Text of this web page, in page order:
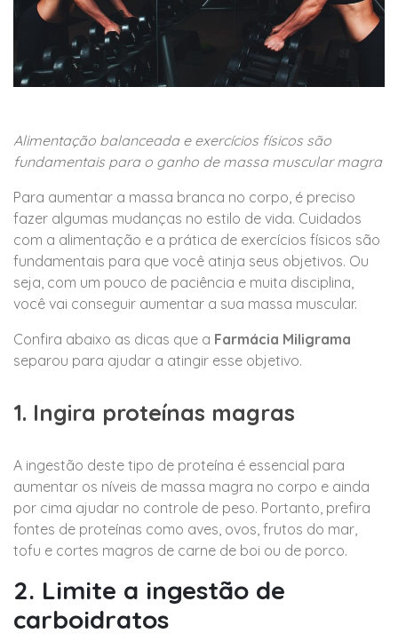
Alimentação balanceada e exercícios físicos são
fundamentais para o ganho de massa muscular magra
Para aumentar a massa branca no corpo, é preciso
fazer algumas mudanças no estilo de vida. Cuidados
com a alimentação e a prática de exercícios físicos são
fundamentais para que você atinja seus objetivos. Ou
seja, com um pouco de paciência e muita disciplina,
você vai conseguir aumentar a sua massa muscular.
Confira abaixo as dicas que a Farmácia Miligrama
separou para ajudar a atingir esse objetivo.
1. Ingira proteínas magras
A ingestão deste tipo de proteína é essencial para
aumentar os níveis de massa magra no corpo e ainda
por cima ajudar no controle de peso. Portanto, prefira
fontes de proteínas como aves, ovos, frutos do mar,
tofu e cortes magros de carne de boi ou de porco.
2. Limite a ingestão de
carboidratos